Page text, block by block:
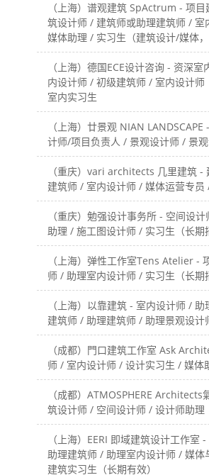
（上海）谱观建筑 SpActrum - 项
筑设计师 / 建筑师或助理建筑师 / 室
媒体助理 / 实习生（建筑设计/媒体，
（上海）德国ECE设计咨询 - 资深
内设计师 / 初级建筑师 / 室内设计师
室内实习生
（上海）廿景观 NIAN
计师/项目负责人 / 景观设计师 / 景
（重庆）vari architects 几里建筑 -
建筑师 / 室内设计师 / 媒体运营专员
（重庆）勉强设计事务所 - 空间设
助理 / 施工图设计师 / 实习生（长期
（上海）弹性工作室Tens Atelier -
师 / 助理室内设计师 / 实习生（长期
（上海）以靠建筑 - 室内设计师 /
建筑师 / 助理建筑师 / 助理景观设计
（成都）門口建筑工作室 Ask
师 / 室内设计师 / 设计实习生 / 媒体
（成都）ATMOSPHERE Architects
筑设计师 / 空间设计师 / 设计师助理
（上海）EERI 即域建筑设计工作室
助理建筑师 / 助理室内设计师 / 媒体
建筑实习生（长期有效）